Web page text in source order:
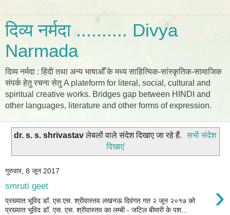
दिव्य नर्मदा .......... Divya
Narmada
दिव्य नर्मदा : हिंदी तथा अन्य भाषाओँ के मध्य साहित्यिक-सांस्कृतिक-सामाजिक
संपर्क हेतु रचना सेतु A plateform for literal, social, cultural and
spiritual creative works. Bridges gap between HINDI and
other languages, literature and other forms of expression.
dr. s. s. shrivastavलेबलों वाले संदेश दिखाए जा रहे हैं.
सभी संदेश
दिखाएं
गुरुवार, 8 जून 2017
smruti geet ›
प्रख्यात भूविद डॉ. एस.एस. श्रीवास्तव लखनऊ दिवंगत गत २ जून २०१७ को
प्रख्यात भूविद डॉ. एस. एस. श्रीवास्तव का लम्बी - जटिल बीमारी के पश...